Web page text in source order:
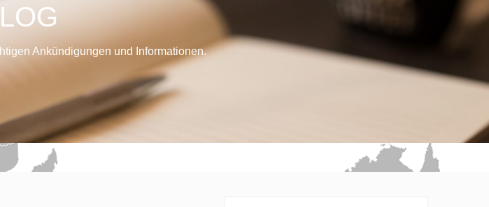
Ankündigungen und Informationen.